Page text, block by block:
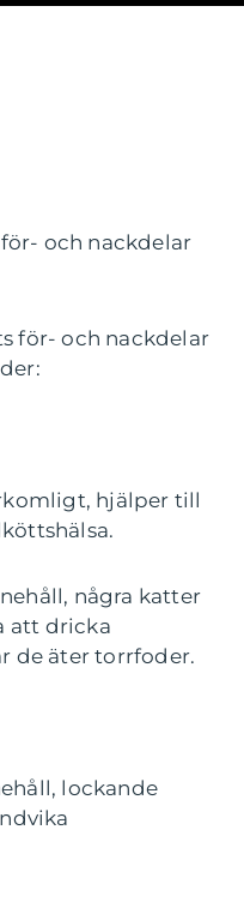
och nackdelar
för- och nackdelar
hjälper till
några katter
att dricka
de äter torrfoder.
lockande